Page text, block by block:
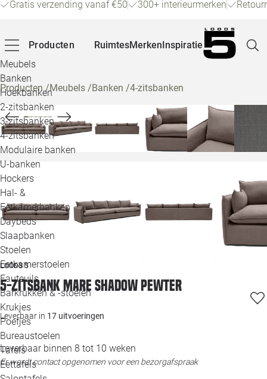
Gratis verzending vanaf €50 300+ interieurmerken
Producten
Meubels
Banken
Hoekbanken
2-zitsbanken
3-zitsbanken
4-zitsbanken
Modulaire banken
U-banken
Hockers
Hal- &
Eetkamerbanken
Daybeds
Slaapbanken
Stoelen
Eetkamerstoelen
Fauteuils
Barkrukken & -stoelen
Krukjes
Poefjes
Bureaustoelen
Tafels
Eettafels
RuimtesMerkenInspiratie
Producten/Meubels /Banken /4-zitsbanken
LOODS 5
5-zitsbank Mare shadow pewter
Leverbaar in 17 uitvoeringen
Leverbaar binnen 8 tot 10 weken
Er wordt contact opgenomen voor een bezorgafspraak